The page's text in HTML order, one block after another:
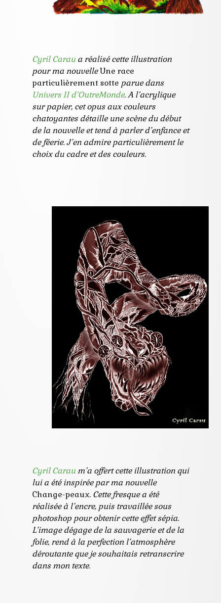
Cyril Carau a réalisé cette illustration
pour ma nouvelleUne race
particulièrement sotte parue dans
Univers II d’OutreMonde. A l’acrylique
sur papier, cet opus aux couleurs
chatoyantes détaille une scène du début
de la nouvelle et tend à parler d’enfance et
de féerie. J’en admire particulièrement le
choix du cadre et des couleurs.
Cyril Carau m’a offert cette illustration qui
lui a été inspirée par ma nouvelle
Change-peaux. Cette fresque a été
réalisée à l’encre, puis travaillée sous
photoshop pour obtenir cette effet sépia.
L’image dégage de la sauvagerie et de la
folie, rend à la perfection l’atmosphère
déroutante que je souhaitais retranscrire
dans mon texte.